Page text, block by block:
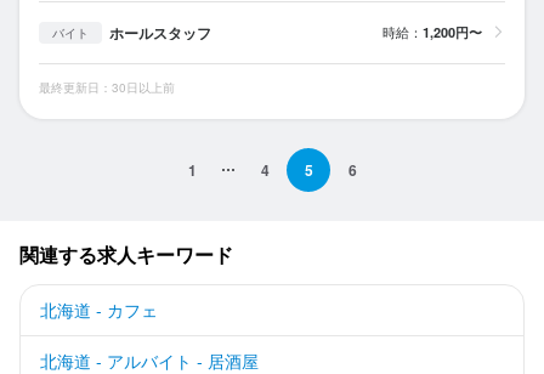
バイト ホールスタッフ 時給： 1,200円〜
最終更新日：30日以上前
1 4 5 6
関連する求人キーワード
北海道 - カフェ
北海道 - アルバイト - 居酒屋